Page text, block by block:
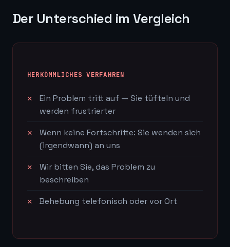
Der Unterschied im Vergleich
HERKÖMMLICHES VERFAHREN
Ein Problem tritt auf — Sie tüfteln und
werden frustrierter
Wenn keine Fortschritte: Sie wenden sich
(irgendwann) an uns
Wir bitten Sie, das Problem zu
beschreiben
Behebung telefonisch oder vor Ort